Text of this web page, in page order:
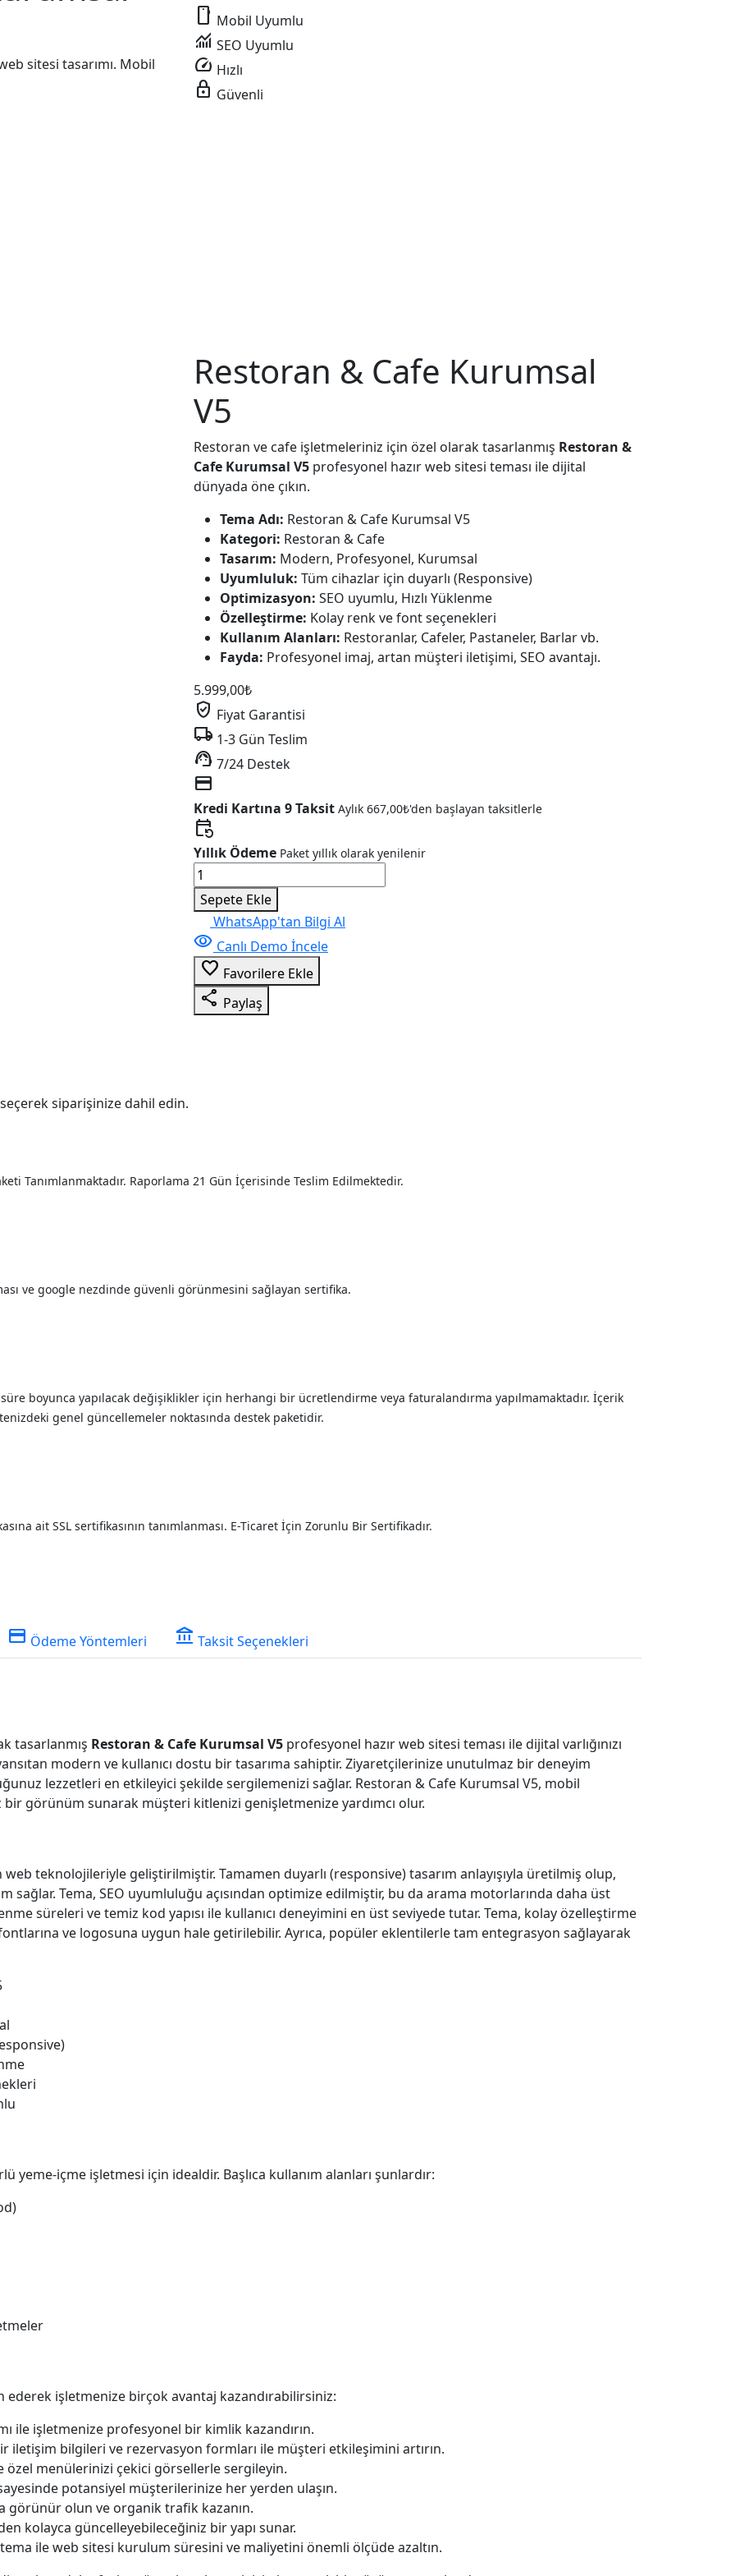
sitesi tasarımı. Mobil
smartphone Mobil Uyumlu
monitoring SEO Uyumlu
speed Hızlı
lock Güvenli
Restoran & Cafe Kurumsal
V5
Restoran ve cafe işletmeleriniz için özel olarak tasarlanmış Restoran &
Cafe Kurumsal V5 profesyonel hazır web sitesi teması ile dijital
dünyada öne çıkın.
Tema Adı: Restoran & Cafe Kurumsal V5
Kategori: Restoran & Cafe
Tasarım: Modern, Profesyonel, Kurumsal
Uyumluluk: Tüm cihazlar için duyarlı (Responsive)
Optimizasyon: SEO uyumlu, Hızlı Yüklenme
Özelleştirme: Kolay renk ve font seçenekleri
Kullanım Alanları: Restoranlar, Cafeler, Pastaneler, Barlar vb.
Fayda: Profesyonel imaj, artan müşteri iletişimi, SEO avantajı.
5.999,00₺
verified_user Fiyat Garantisi
local_shipping 1-3 Gün Teslim
support_agent 7/24 Destek
credit_card
Kredi Kartına 9 Taksit Aylık 667,00₺'den başlayan taksitlerle
event_repeat
Yıllık Ödeme Paket yıllık olarak yenilenir
Restoran
&
Cafe
Kurumsal
V5
adet
Sepete Ekle
WhatsApp'tan Bilgi Al
visibility Canlı Demo İncele
favorite_border Favorilere Ekle
share Paylaş
siparişinize dahil edin.
Tanımlanmaktadır. Raporlama 21 Gün İçerisinde Teslim Edilmektedir.
ve google nezdinde güvenli görünmesini sağlayan sertifika.
boyunca yapılacak değişiklikler için herhangi bir ücretlendirme veya faturalandırma yapılmamaktadır. İçerik
genel güncellemeler noktasında destek paketidir.
ait SSL sertifikasının tanımlanması. E-Ticaret İçin Zorunlu Bir Sertifikadır.
credit_card Ödeme Yöntemleri account_balance Taksit Seçenekleri
tasarlanmış Restoran & Cafe Kurumsal V5 profesyonel hazır web sitesi teması ile dijital varlığınızı
modern ve kullanıcı dostu bir tasarıma sahiptir. Ziyaretçilerinize unutulmaz bir deneyim
lezzetleri en etkileyici şekilde sergilemenizi sağlar. Restoran & Cafe Kurumsal V5, mobil
görünüm sunarak müşteri kitlenizi genişletmenize yardımcı olur.
teknolojileriyle geliştirilmiştir. Tamamen duyarlı (responsive) tasarım anlayışıyla üretilmiş olup,
sağlar. Tema, SEO uyumluluğu açısından optimize edilmiştir, bu da arama motorlarında daha üst
süreleri ve temiz kod yapısı ile kullanıcı deneyimini en üst seviyede tutar. Tema, kolay özelleştirme
ve logosuna uygun hale getirilebilir. Ayrıca, popüler eklentilerle tam entegrasyon sağlayarak
yeme-içme işletmesi için idealdir. Başlıca kullanım alanları şunlardır:
ederek işletmenize birçok avantaj kazandırabilirsiniz:
ile işletmenize profesyonel bir kimlik kazandırın.
iletişim bilgileri ve rezervasyon formları ile müşteri etkileşimini artırın.
özel menülerinizi çekici görsellerle sergileyin.
potansiyel müşterilerinize her yerden ulaşın.
görünür olun ve organik trafik kazanın.
kolayca güncelleyebileceğiniz bir yapı sunar.
ile web sitesi kurulum süresini ve maliyetini önemli ölçüde azaltın.